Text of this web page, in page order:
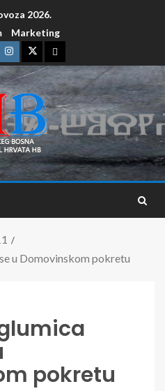
2026.
Marketing
u Domovinskom pokretu
pokretu